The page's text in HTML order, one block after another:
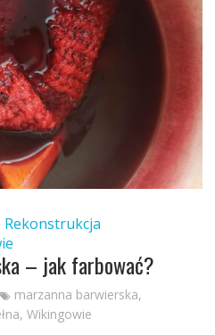
Rekonstrukcja
– jak farbować?
marzanna barwierska,
, Wikingowie